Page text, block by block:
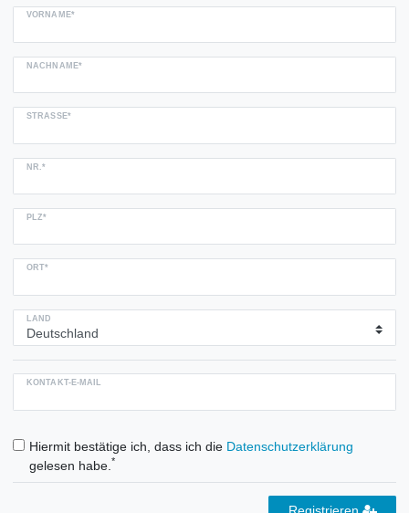
VORNAME*
NACHNAME*
STRASSE*
NR.*
PLZ*
ORT*
LAND
KONTAKT-E-MAIL
Hiermit bestätige ich, dass ich die Daten­schutz­erklärung
gelesen habe. *
Registrieren